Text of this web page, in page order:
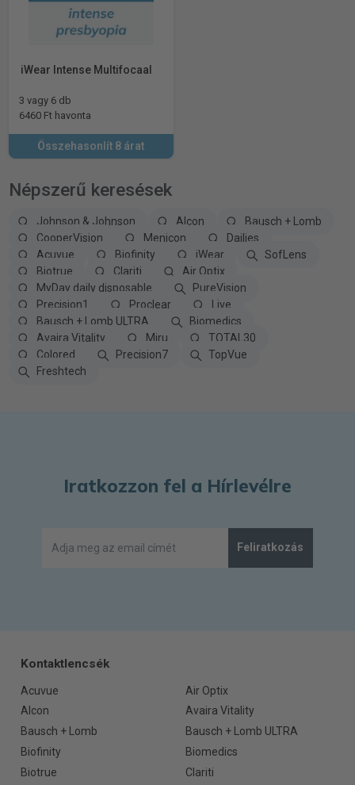
iWear Intense Multifocaal
3 vagy 6 db
6460 Ft havonta
Összehasonlít 8 árat
Népszerű keresések
Johnson & Johnson Alcon
Bausch + Lomb
CooperVision
Menicon
Dailies
Acuvue
Biofinity iWear
SofLens
Biotrue
Clariti
Air Optix
MyDay daily disposable
PureVision
Precision1
Proclear
Live
Bausch + Lomb ULTRA
Biomedics
Avaira Vitality
Miru
TOTAL30
Colored
Precision7
TopVue
Freshtech
Iratkozzon fel a Hírlevélre
Feliratkozás
Kontaktlencsék
Acuvue
Air Optix
Alcon
Avaira Vitality
Bausch + Lomb
Bausch + Lomb ULTRA
Biofinity
Biomedics
Biotrue
Clariti